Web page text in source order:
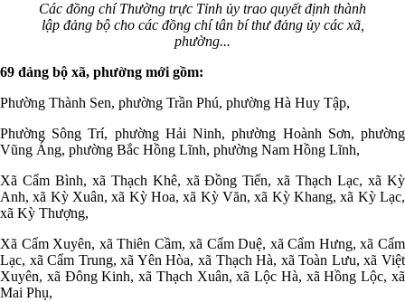
Các đồng chí Thường trực Tỉnh ủy trao quyết định thành
lập đảng bộ cho các đồng chí tân bí thư đảng ủy các xã,
phường...
69 đảng bộ xã, phường mới gồm:
Phường Thành Sen, phường Trần Phú, phường Hà Huy Tập,
Phường Sông Trí, phường Hải Ninh, phường Hoành Sơn, phường
Vũng Áng, phường Bắc Hồng Lĩnh, phường Nam Hồng Lĩnh,
Xã Cẩm Bình, xã Thạch Khê, xã Đồng Tiến, xã Thạch Lạc, xã Kỳ
Anh, xã Kỳ Xuân, xã Kỳ Hoa, xã Kỳ Văn, xã Kỳ Khang, xã Kỳ Lạc,
xã Kỳ Thượng,
Xã Cẩm Xuyên, xã Thiên Cầm, xã Cẩm Duệ, xã Cẩm Hưng, xã Cẩm
Lạc, xã Cẩm Trung, xã Yên Hòa, xã Thạch Hà, xã Toàn Lưu, xã Việt
Xuyên, xã Đông Kinh, xã Thạch Xuân, xã Lộc Hà, xã Hồng Lộc, xã
Mai Phụ,